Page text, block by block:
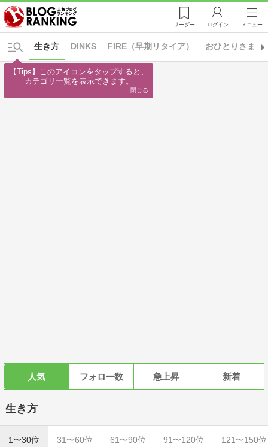
リーダー ログイン メニュー
DINKS FIRE（早期リタイア） おひとりさま
生き方
人気 フォロー数 急上昇 新着
生き方
1〜30位 31〜60位 61〜90位 91〜120位 121〜150位
【Tips】このアイコンをタップすると、
カテゴリ一覧を表示できます。
閉じる